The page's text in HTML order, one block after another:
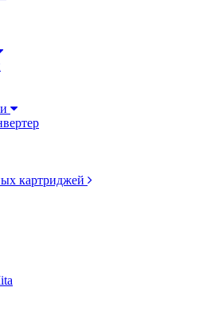
картриджей